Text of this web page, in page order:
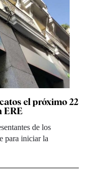
el próximo 22
ERE
de los
para iniciar la